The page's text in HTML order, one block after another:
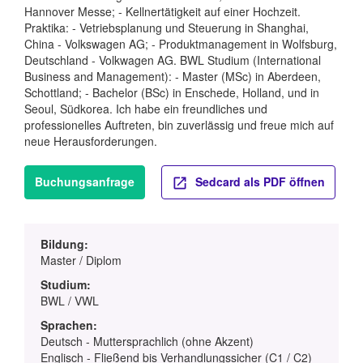
Hannover Messe; - Kellnertätigkeit auf einer Hochzeit.
Praktika: - Vetriebsplanung und Steuerung in Shanghai,
China - Volkswagen AG; - Produktmanagement in Wolfsburg,
Deutschland - Volkwagen AG. BWL Studium (International
Business and Management): - Master (MSc) in Aberdeen,
Schottland; - Bachelor (BSc) in Enschede, Holland, und in
Seoul, Südkorea. Ich habe ein freundliches und
professionelles Auftreten, bin zuverlässig und freue mich auf
neue Herausforderungen.
Buchungsanfrage Sedcard als PDF öffnen
Bildung:
Master / Diplom
Studium:
BWL / VWL
Sprachen:
Deutsch - Muttersprachlich (ohne Akzent)
Englisch - Fließend bis Verhandlungssicher (C1 / C2)